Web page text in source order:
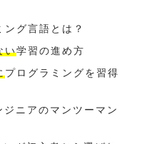
グ言語とは？
い学習の進め方
プログラミングを習得
ニアのマンツーマン